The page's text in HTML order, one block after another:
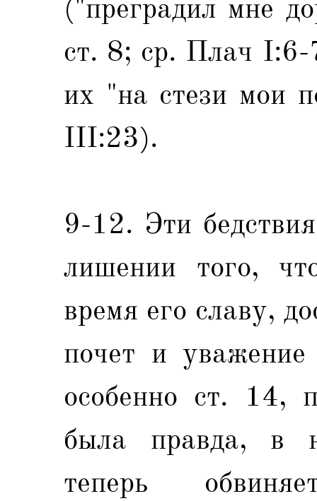
("преградил мне
ст. 8; ср. Плач I:6-
их "на стези мои
III:23).
9-12. Эти
лишении того,
время его славу,
почет и
особенно ст. 14,
была правда, в
теперь